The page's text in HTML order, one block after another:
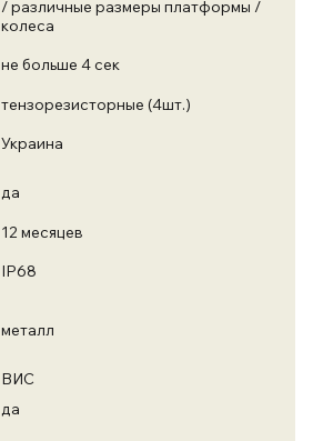
/ различные размеры платформы /
колеса
не больше 4 сек
тензорезисторные (4шт.)
Украина
да
12 месяцев
IP68
металл
ВИС
да